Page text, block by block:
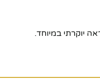
יוקרתי במיוחד.